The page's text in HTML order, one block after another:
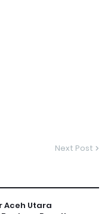
Next Post
Aceh Utara